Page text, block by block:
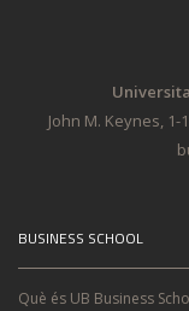
John M. Keynes, 1-
BUSINESS SCHOOL
Què és UB Business